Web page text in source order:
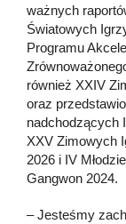
ważnych
Światowych
Programu
również XXIV
oraz
nadchodzących
XXV Zimowych
2026 i IV
Gangwon 2024.
– Jesteśmy